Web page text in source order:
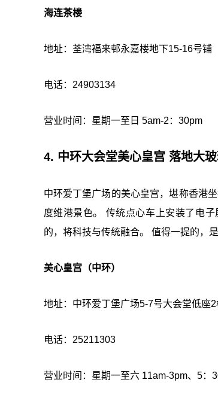
海连茶楼
地址：荃湾福来邨永嘉楼地下15-16号铺
电话：24903134
营业时间：星期一至日 5am-2：30pm
4. 中环大会堂美心皇宫 落地大
中环爱丁堡广场的美心皇宫，堪称香港
度维港景色。 传统点心车上安装了电
的，将科技与传统融合。 值得一提的，
美心皇宫（中环）
地址：中环爱丁堡广场5-7号大会堂低座2
电话：25211303
营业时间：星期一至六 11am-3pm、5：